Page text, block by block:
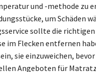
und -methode zu
um Schäden
sollte die
im Flecken entfernen
sie einzuweichen,
Angeboten für